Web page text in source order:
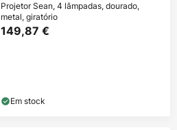
Projetor Sean, 4 lâmpadas, dourado,
metal, giratório
149,87 €
Em stock